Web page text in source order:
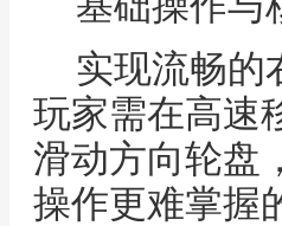
实现流畅的
玩家需在高速
滑动方向轮盘
操作更难掌握